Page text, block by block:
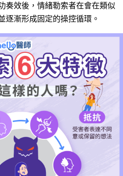
奏效後，情緒勒索者在會在類似
逐漸形成固定的操控循環。